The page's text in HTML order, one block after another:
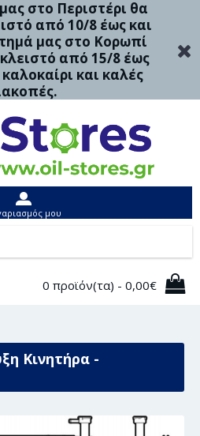
στο Περιστέρι θα
από 10/8 έως και
μας στο Κορωπί
από 15/8 έως
και καλές
μου
0 προϊόν(τα) - 0,00€
Κινητήρα -